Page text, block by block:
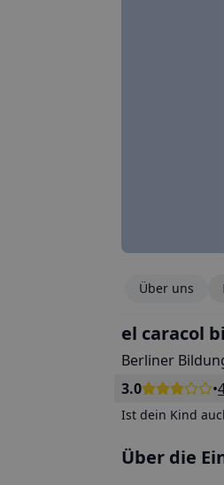
Über uns
el caracol
Berliner
3.0
•
Ist dein Kind
Über die